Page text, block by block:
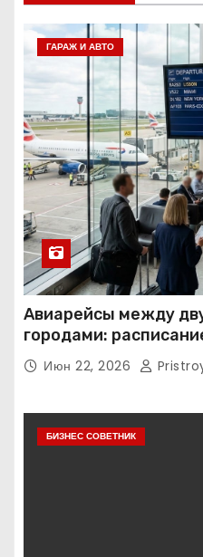
ГАРАЖ И АВТО
Авиарейсы между
городами:
тарифные условия
Июн 22, 2026
БИЗНЕС СОВЕТНИК